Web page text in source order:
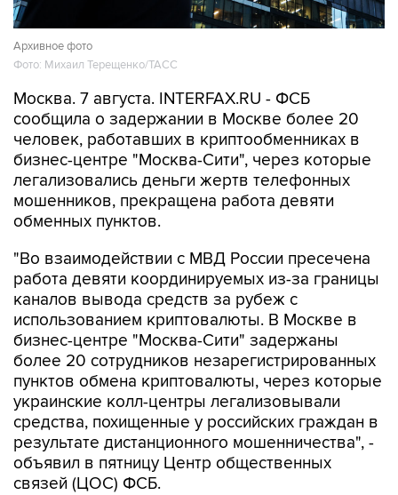
Архивное фото
Фото: Михаил Терещенко/ТАСС
Москва. 7 августа. INTERFAX.RU - ФСБ
сообщила о задержании в Москве более 20
человек, работавших в криптообменниках в
бизнес-центре "Москва-Сити", через которые
легализовались деньги жертв телефонных
мошенников, прекращена работа девяти
обменных пунктов.
"Во взаимодействии с МВД России пресечена
работа девяти координируемых из-за границы
каналов вывода средств за рубеж с
использованием криптовалюты. В Москве в
бизнес-центре "Москва-Сити" задержаны
более 20 сотрудников незарегистрированных
пунктов обмена криптовалюты, через которые
украинские колл-центры легализовывали
средства, похищенные у российских граждан в
результате дистанционного мошенничества", -
объявил в пятницу Центр общественных
связей (ЦОС) ФСБ.